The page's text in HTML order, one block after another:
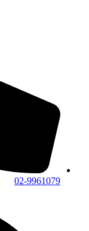
02-9961079